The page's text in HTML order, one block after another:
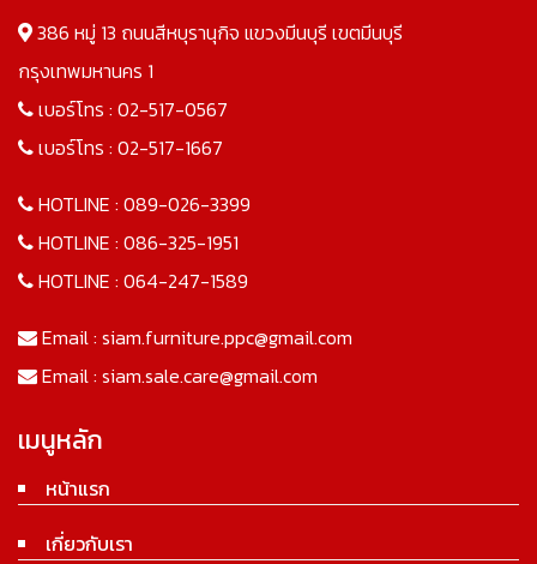
386 หมู่ 13 ถนนสีหบุรานุกิจ แขวงมีนบุรี เขตมีนบุรี
กรุงเทพมหานคร 1
เบอร์โทร : 02-517-0567
เบอร์โทร : 02-517-1667
HOTLINE : 089-026-3399
HOTLINE : 086-325-1951
HOTLINE : 064-247-1589
Email : siam.furniture.ppc@gmail.com
Email : siam.sale.care@gmail.com
เมนูหลัก
หน้าแรก
เกี่ยวกับเรา